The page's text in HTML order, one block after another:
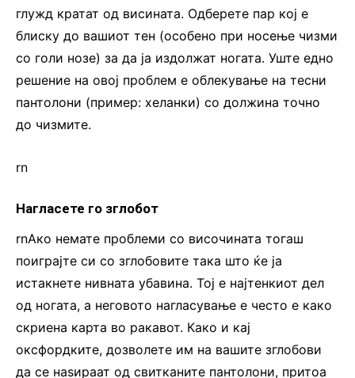
глужд кратат од висината. Одберете пар кој е
блиску до вашиот тен (особено при носење чизми
со голи нозе) за да ја издолжат ногата. Уште едно
решение на овој проблем е облекување на тесни
пантолони (пример: хеланки) со должина точно
до чизмите.
rn
Нагласете го зглобот
rnАко немате проблеми со височината тогаш
поиграјте си со зглобовите така што ќе ја
истакнете нивната убавина. Тој е најтенкиот дел
од ногата, а неговото нагласување е често е како
скриена карта во ракавот. Како и кај
оксфордките, дозволете им на вашите зглобови
да се наѕираат од свитканите пантолони, притоа